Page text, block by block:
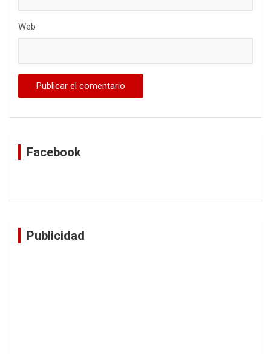
Web
Facebook
Publicidad